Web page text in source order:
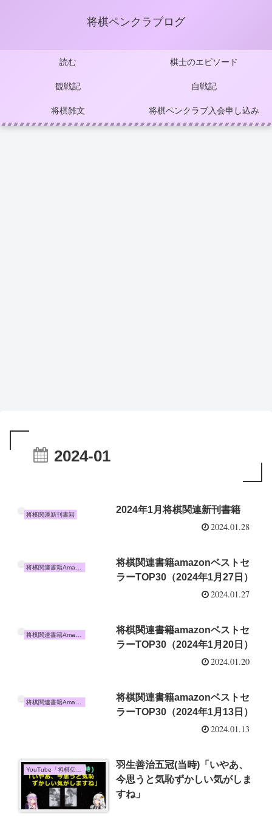
将棋ペンクラブログ
読む 棋士のエピソード
観戦記 自戦記
将棋雑文 将棋ペンクラブ入会申し込み
2024-01
将棋関連新刊書籍 2024年1月将棋関連新刊書籍
2024.01.28
将棋関連書籍amazonベストセ
ラーTOP30（2024年1月27日）
2024.01.27
将棋関連書籍amazonベストセ
ラーTOP30（2024年1月20日）
2024.01.20
将棋関連書籍amazonベストセ
ラーTOP30（2024年1月13日）
2024.01.13
YouTube「将棋伝説」
羽生善治五冠(当時)「いやあ、
今思うと気恥ずかしい気がしま
すね」